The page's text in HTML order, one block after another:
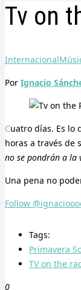
Tv on
Internacional
Por Ignacio
Cuatro días. Es
horas a través de
no se pondrán a la
Una pena no
Follow
Tags:
Primavera
TV on the
0